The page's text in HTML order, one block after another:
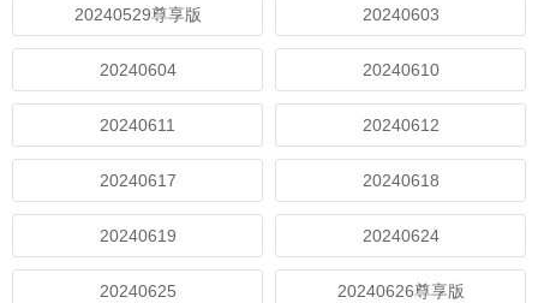
20240529尊享版 20240603
20240604 20240610
20240611 20240612
20240617 20240618
20240619 20240624
20240625 20240626尊享版